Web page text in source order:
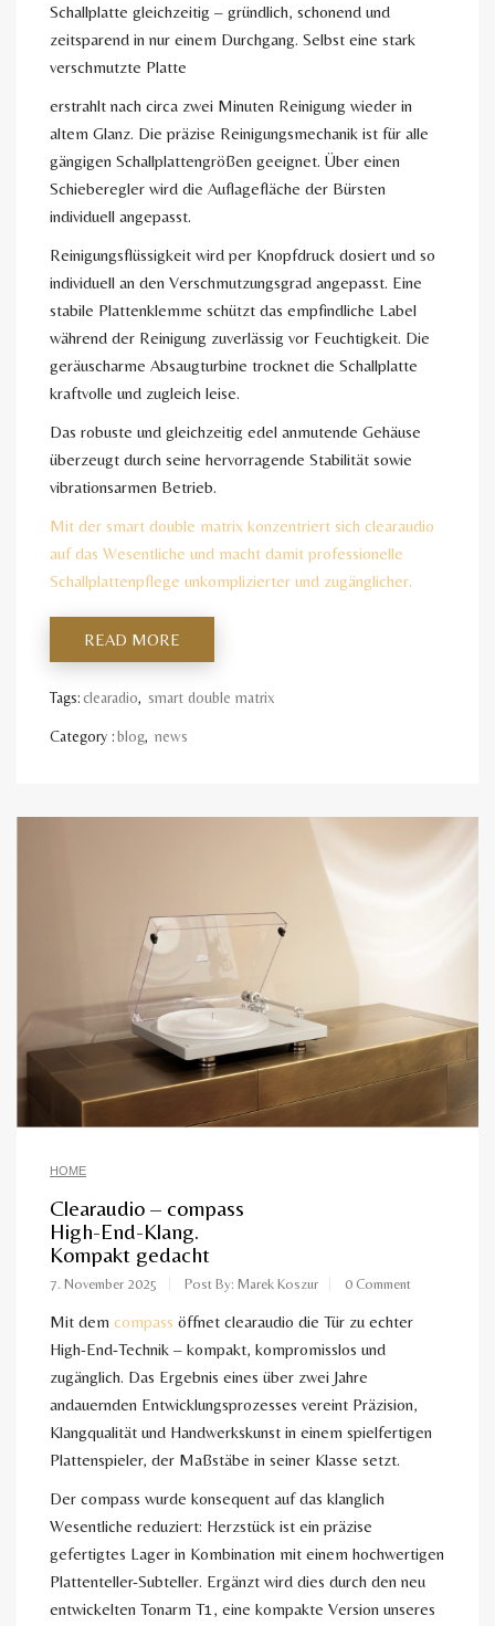
Schallplatte gleichzeitig – gründlich, schonend und
zeitsparend in nur einem Durchgang. Selbst eine stark
verschmutzte Platte
erstrahlt nach circa zwei Minuten Reinigung wieder in
altem Glanz. Die präzise Reinigungsmechanik ist für alle
gängigen Schallplattengrößen geeignet. Über einen
Schieberegler wird die Auflagefläche der Bürsten
individuell angepasst.
Reinigungsflüssigkeit wird per Knopfdruck dosiert und so
individuell an den Verschmutzungsgrad angepasst. Eine
stabile Plattenklemme schützt das empfindliche Label
während der Reinigung zuverlässig vor Feuchtigkeit. Die
geräuscharme Absaugturbine trocknet die Schallplatte
kraftvolle und zugleich leise.
Das robuste und gleichzeitig edel anmutende Gehäuse
überzeugt durch seine hervorragende Stabilität sowie
vibrationsarmen Betrieb.
Mit der smart double matrix konzentriert sich clearaudio
auf das Wesentliche und macht damit professionelle
Schallplattenpflege unkomplizierter und zugänglicher.
READ MORE
Tags:clearadio, smart double matrix
Category :blog, news
HOME
Clearaudio – compass
High-End-Klang.
Kompakt gedacht
7. November 2025 Post By: Marek Koszur 0 Comment
Mit dem compass öffnet clearaudio die Tür zu echter
High-End-Technik – kompakt, kompromisslos und
zugänglich. Das Ergebnis eines über zwei Jahre
andauernden Entwicklungsprozesses vereint Präzision,
Klangqualität und Handwerkskunst in einem spielfertigen
Plattenspieler, der Maßstäbe in seiner Klasse setzt.
Der compass wurde konsequent auf das klanglich
Wesentliche reduziert: Herzstück ist ein präzise
gefertigtes Lager in Kombination mit einem hochwertigen
Plattenteller-Subteller. Ergänzt wird dies durch den neu
entwickelten Tonarm T1, eine kompakte Version unseres